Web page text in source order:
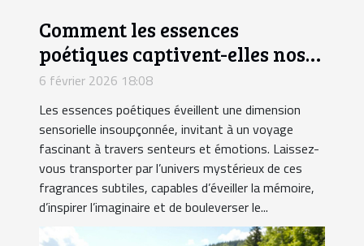
Comment les essences
poétiques captivent-elles nos
sens ?
6 février 2026 18:08
Les essences poétiques éveillent une dimension
sensorielle insoupçonnée, invitant à un voyage
fascinant à travers senteurs et émotions. Laissez-
vous transporter par l’univers mystérieux de ces
fragrances subtiles, capables d’éveiller la mémoire,
d’inspirer l’imaginaire et de bouleverser le...